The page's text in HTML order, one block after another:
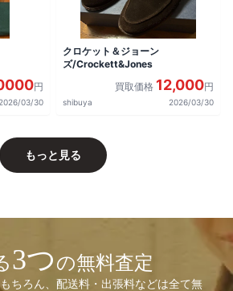
円
2026/03/30
クロケット＆ジョーン
ズ/Crockett&Jones
買取価格 12,000円
shibuya 2026/03/30
もっと見る
3つの無料査定
ちろん、配送料・出張料などは全て無